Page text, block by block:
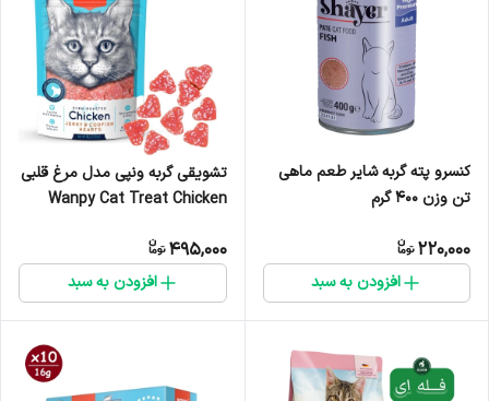
کنسرو پته گربه شایر طعم ماهی
تن وزن 400 گرم
220,000
افزودن به سبد
تشویقی گربه ونپی مدل مرغ قلبی
Wanpy Cat Treat Chicken
495,000
افزودن به سبد